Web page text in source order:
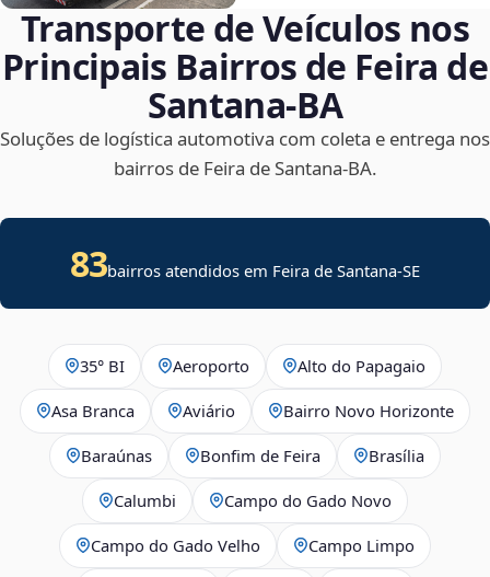
Transporte de Veículos nos
Principais Bairros de Feira de
Santana‑BA
Soluções de logística automotiva com coleta e entrega nos
bairros de Feira de Santana‑BA.
83bairros atendidos em Feira de Santana-SE
35° BI Aeroporto Alto do Papagaio
Asa Branca Aviário Bairro Novo Horizonte
Baraúnas Bonfim de Feira Brasília
Calumbi Campo do Gado Novo
Campo do Gado Velho Campo Limpo